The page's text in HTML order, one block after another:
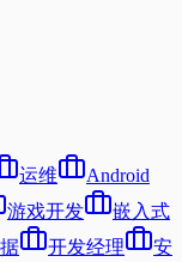
运维
Android
游戏开发
嵌入式
开发经理
安